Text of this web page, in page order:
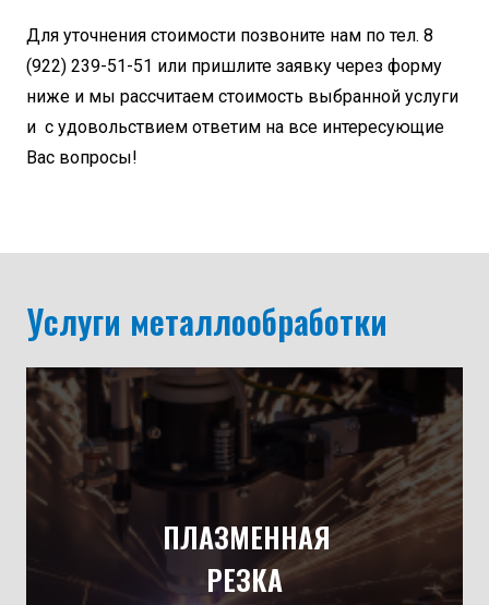
Для уточнения стоимости позвоните нам по тел. 8
(922) 239-51-51 или пришлите заявку через форму
ниже и мы рассчитаем стоимость выбранной услуги
и с удовольствием ответим на все интересующие
Вас вопросы!
Услуги металлообработки
ПЛАЗМЕННАЯ
РЕЗКА